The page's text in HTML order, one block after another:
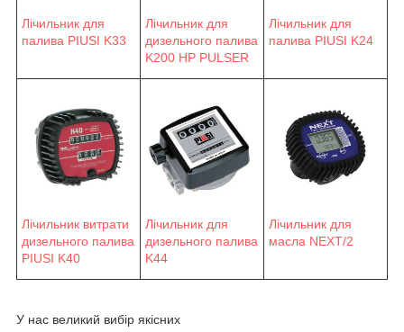
Лічильник для
палива PIUSI K33
Лічильник для
дизельного палива
K200 HP PULSER
Лічильник для
палива PIUSI K24
Лічильник витрати
дизельного палива
PIUSI K40
Лічильник для
дизельного палива
K44
Лічильник для
масла NEXT/2
У нас великий вибір якісних